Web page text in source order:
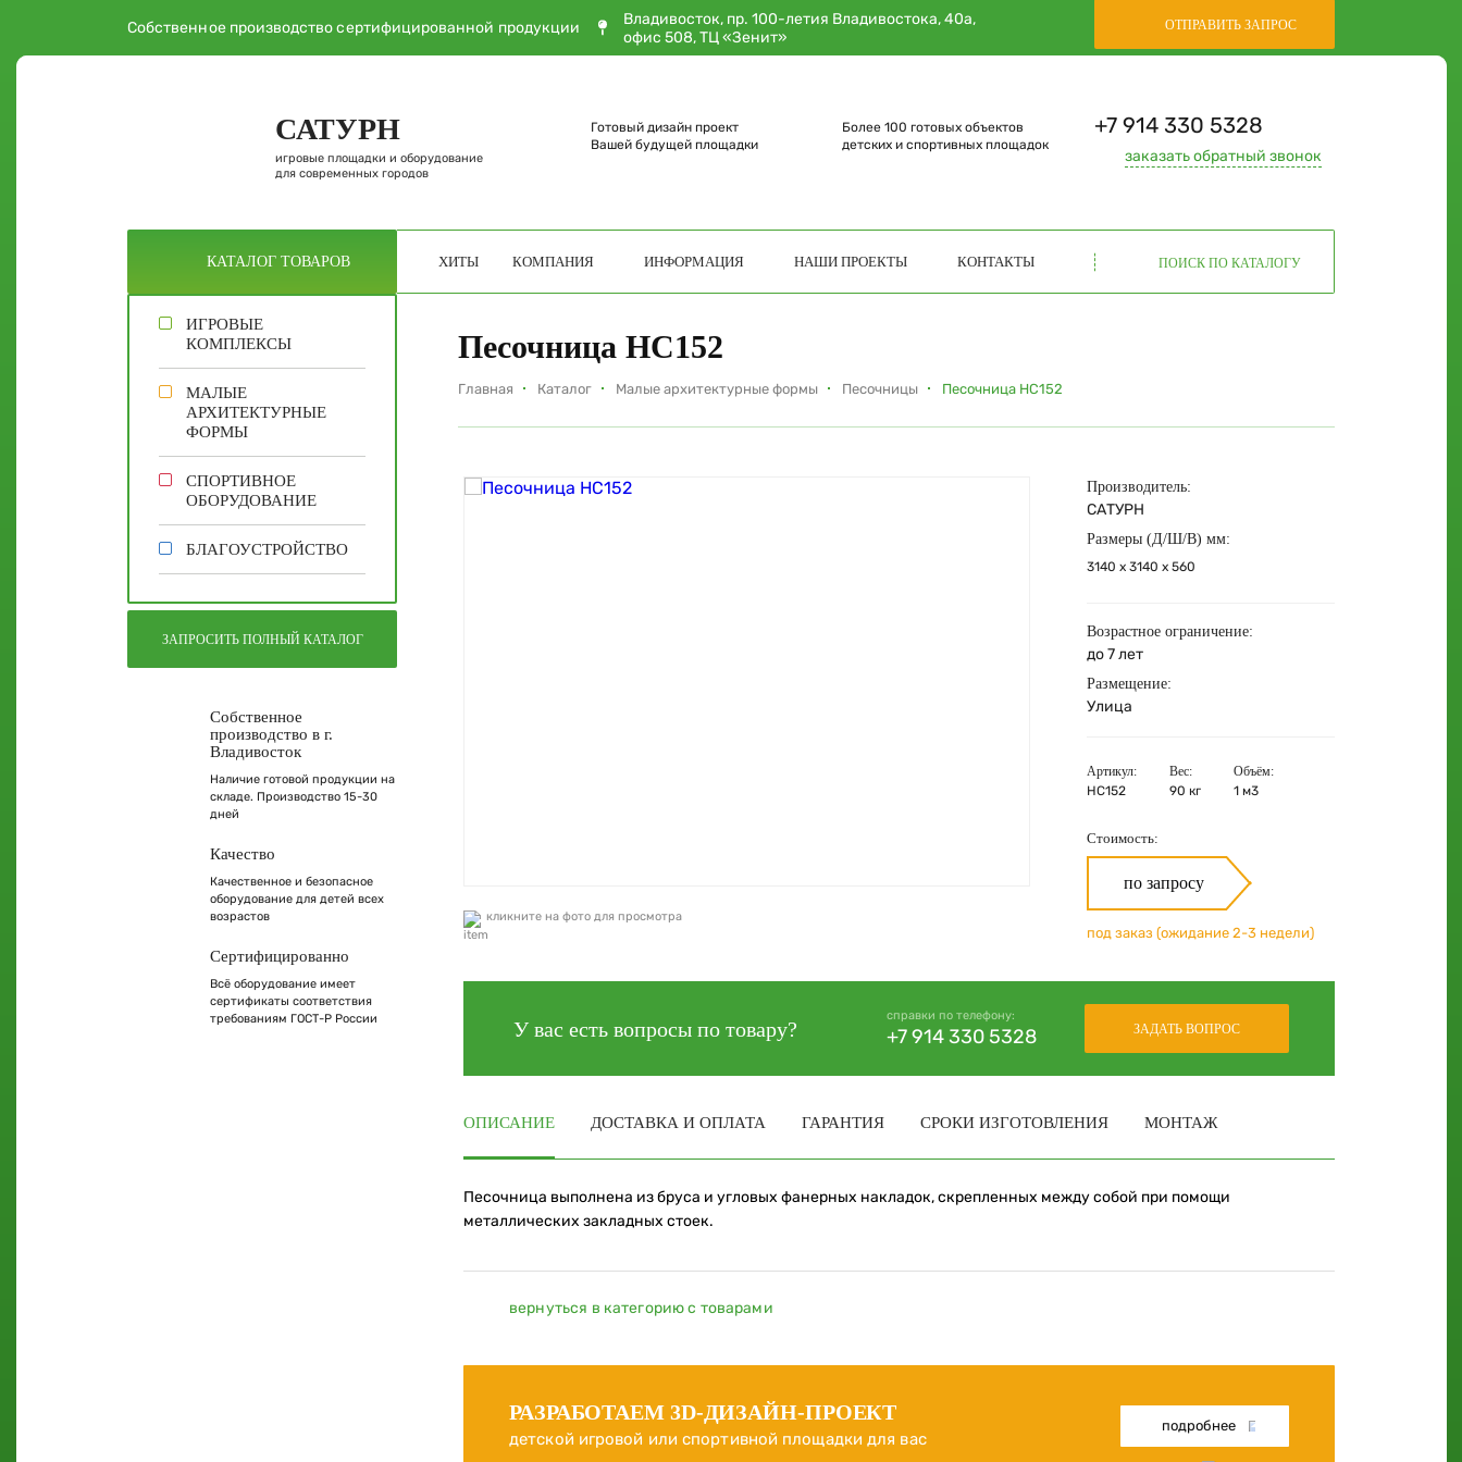
Собственное производство сертифицированной продукции
Владивосток, пр. 100-летия Владивостока, 40а,
офис 508, ТЦ «Зенит»
ОТПРАВИТЬ ЗАПРОС
САТУРН
игровые площадки и оборудование
для современных городов
Готовый дизайн проект
Вашей будущей площадки
Более 100 готовых объектов
детских и спортивных площадок
+7 914 330 5328
заказатьобратный звонок
КАТАЛОГ ТОВАРОВ ХИТЫ КОМПАНИЯ ИНФОРМАЦИЯ НАШИ ПРОЕКТЫ КОНТАКТЫ ПОИСК ПО КАТАЛОГУ
ИГРОВЫЕ
КОМПЛЕКСЫ
МАЛЫЕ
АРХИТЕКТУРНЫЕ
ФОРМЫ
СПОРТИВНОЕ
ОБОРУДОВАНИЕ
БЛАГОУСТРОЙСТВО
ЗАПРОСИТЬ ПОЛНЫЙ КАТАЛОГ
Собственное
производство в г.
Владивосток
Наличие готовой продукции на
складе. Производство 15-30
дней
Качество
Качественное и безопасное
оборудование для детей всех
возрастов
Сертифицированно
Всё оборудование имеет
сертификаты соответствия
требованиям ГОСТ-Р России
Песочница НС152
Главная Каталог Малые архитектурные формы Песочницы Песочница НС152
кликните на фото для просмотра
Производитель:
САТУРН
Размеры (Д/Ш/В) мм:
3140 х 3140 х 560
Возрастное ограничение:
до 7 лет
Размещение:
Улица
Артикул:
НС152
Вес:
90 кг
Объём:
1 м3
Стоимость:
по запросу
под заказ (ожидание 2-3 недели)
У вас есть вопросы по товару?
справки по телефону:
+7 914 330 5328 ЗАДАТЬ ВОПРОС
ОПИСАНИЕ ДОСТАВКА И ОПЛАТА ГАРАНТИЯ СРОКИ ИЗГОТОВЛЕНИЯ МОНТАЖ
Песочница выполнена из бруса и угловых фанерных накладок, скрепленных между собой при помощи
металлических закладных стоек.
вернуться в категорию с товарами
РАЗРАБОТАЕМ 3D-ДИЗАЙН-ПРОЕКТ
детской игровой или спортивной площадки для вас
подробнее